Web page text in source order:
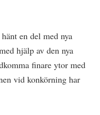
en del med nya
hjälp av den nya
finare ytor med
vid konkörning har